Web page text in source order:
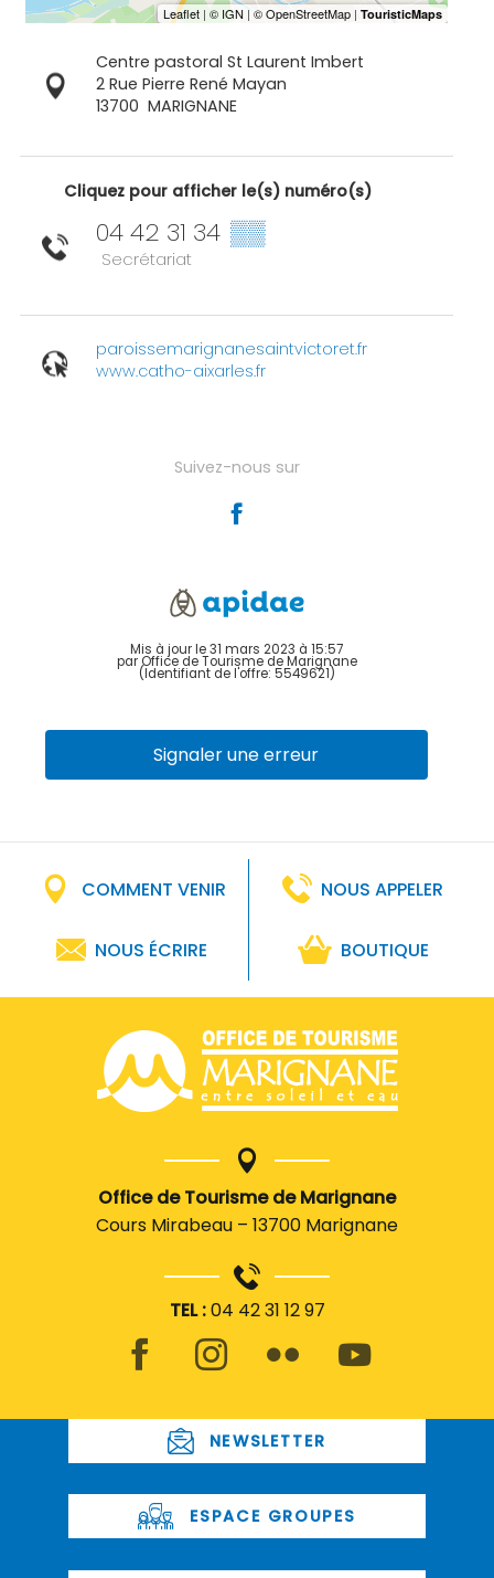
Centre pastoral St Laurent Imbert
2 Rue Pierre René Mayan
13700 MARIGNANE
Cliquez pour afficher le(s) numéro(s)
04 42 31 34 ▒▒
Secrétariat
paroissemarignanesaintvictoret.fr
www.catho-aixarles.fr
Suivez-nous sur
Mis à jour le 31 mars 2023 à 15:57
par Office de Tourisme de Marignane
(Identifiant de l'offre: 5549621)
Signaler une erreur
COMMENT VENIR NOUS APPELER
NOUS ÉCRIRE BOUTIQUE
Office de Tourisme de Marignane
Cours Mirabeau – 13700 Marignane
TEL :04 42 31 12 97
NEWSLETTER
ESPACE GROUPES